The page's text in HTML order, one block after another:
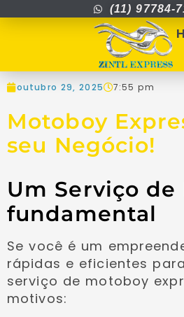
(11) 97784-
outubro 29, 2025 7:55 pm
Motoboy
seu Negócio!
Um Serviço de
fundamental
Se você é um
rápidas e eficientes
serviço de motoboy
motivos: